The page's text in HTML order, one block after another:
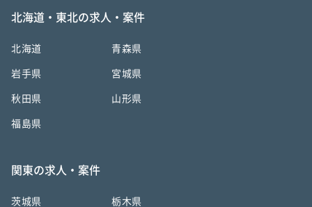
北海道・東北の求人・案件
北海道 青森県
岩手県 宮城県
秋田県 山形県
福島県
関東の求人・案件
茨城県 栃木県